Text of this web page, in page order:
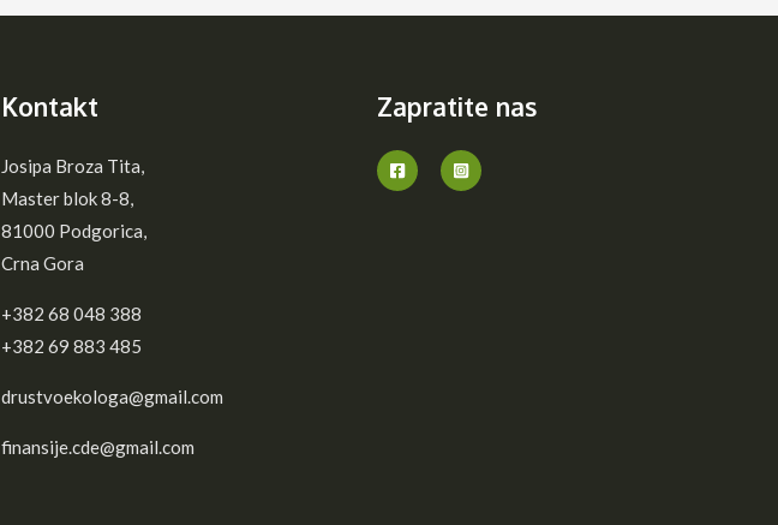
Kontakt
Josipa Broza Tita,
Master blok 8-8,
81000 Podgorica,
Crna Gora
+382 68 048 388
+382 69 883 485
drustvoekologa@gmail.com
finansije.cde@gmail.com
Zapratite nas